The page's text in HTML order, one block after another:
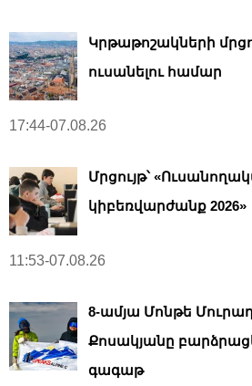
Կրթաթոշակների
ուսանելու համար
17:44-07.08.26
Մրցույթ՝
կիբեռվարժանք 2026»
11:53-07.08.26
8-ամյա Մոնթե
Քոսակյանը
գագաթ